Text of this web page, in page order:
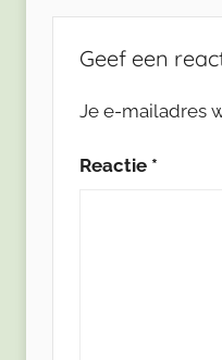
Geef een
Je e-mailadres
Reactie *